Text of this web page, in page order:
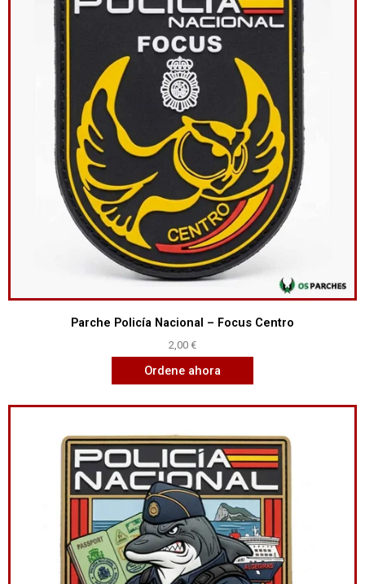
Parche Policía Nacional – Focus Centro
2,00 €
Ordene ahora